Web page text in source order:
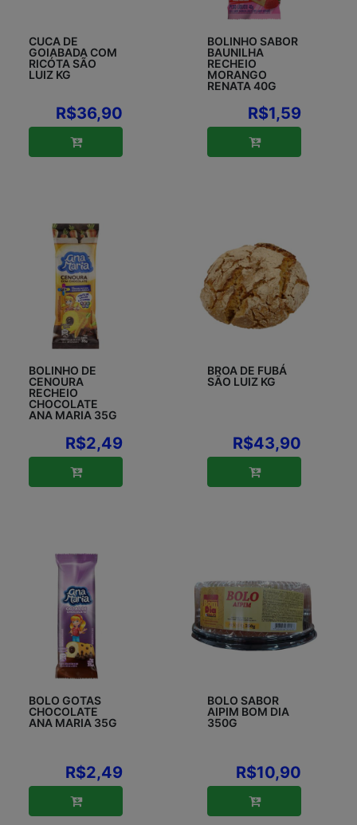
CUCA DE
GOIABADA COM
RICÓTA SÃO
LUIZ KG
R$36,90
BOLINHO SABOR
BAUNILHA
RECHEIO
MORANGO
RENATA 40G
R$1,59
BOLINHO DE
CENOURA
RECHEIO
CHOCOLATE
ANA MARIA 35G
R$2,49
BROA DE FUBÁ
SÃO LUIZ KG
R$43,90
BOLO GOTAS
CHOCOLATE
ANA MARIA 35G
R$2,49
BOLO SABOR
AIPIM BOM DIA
350G
R$10,90